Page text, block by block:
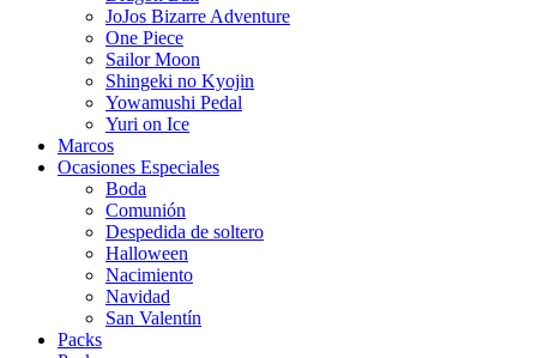
JoJos Bizarre Adventure
One Piece
Sailor Moon
Shingeki no Kyojin
Yowamushi Pedal
Yuri on Ice
Marcos
Ocasiones Especiales
Boda
Comunión
Despedida de soltero
Halloween
Nacimiento
Navidad
San Valentín
Packs